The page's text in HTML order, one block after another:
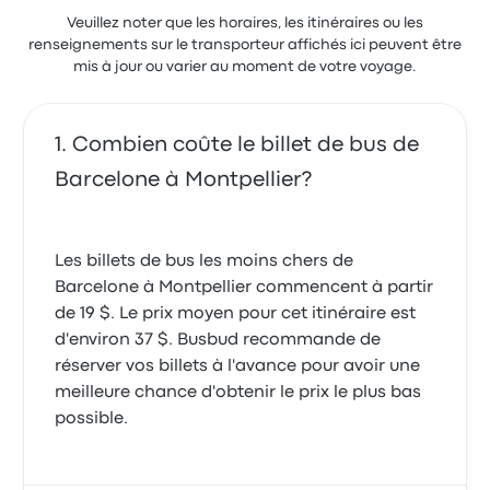
Veuillez noter que les horaires, les itinéraires ou les
renseignements sur le transporteur affichés ici peuvent être
mis à jour ou varier au moment de votre voyage.
Combien coûte le billet de bus de
Barcelone à Montpellier?
Les billets de bus les moins chers de
Barcelone à Montpellier commencent à partir
de 19 $. Le prix moyen pour cet itinéraire est
d'environ 37 $. Busbud recommande de
réserver vos billets à l'avance pour avoir une
meilleure chance d'obtenir le prix le plus bas
possible.